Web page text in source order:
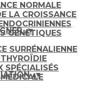
NORMALE
LA CROISSANCE
GÉNÉTIQUES
▴▾
SURRÉNALIENNE
SPÉCIALISÉS
▴▾